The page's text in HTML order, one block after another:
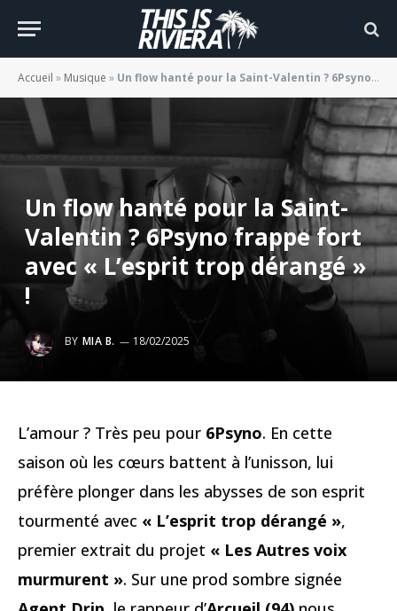
Accueil » Musique » Un flow hanté pour la Saint-Valentin ? 6Psyno frappe fort avec « L’esprit trop dérangé » !
Un flow hanté pour la Saint-
Valentin ? 6Psyno frappe fort
avec « L’esprit trop dérangé »
!
BY MIA B. 18/02/2025
L’amour ? Très peu pour 6Psyno. En cette
saison où les cœurs battent à l’unisson, lui
préfère plonger dans les abysses de son esprit
tourmenté avec « L’esprit trop dérangé »,
premier extrait du projet « Les Autres voix
murmurent ». Sur une prod sombre signée